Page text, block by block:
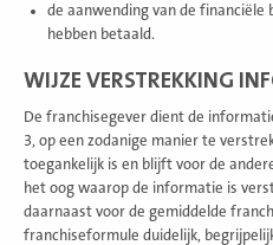
de aanwending van de financiële
hebben betaald.
WIJZE VERSTREKKING
De franchisegever dient de
3, op een zodanige manier te
toegankelijk is en blijft voor de
het oog waarop de informatie is
daarnaast voor de gemiddelde
franchiseformule duidelijk,